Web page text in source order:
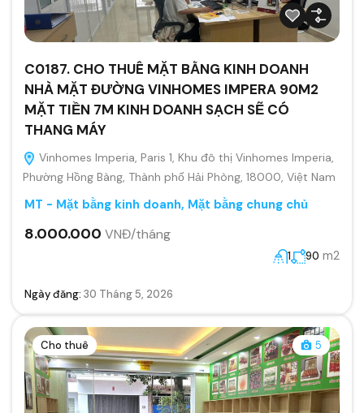
C0187. CHO THUÊ MẶT BẰNG KINH DOANH
NHÀ MẶT ĐƯỜNG VINHOMES IMPERA 90M2
MẶT TIỀN 7M KINH DOANH SẠCH SẼ CÓ
THANG MÁY
Vinhomes Imperia, Paris 1, Khu đô thị Vinhomes Imperia,
Phường Hồng Bàng, Thành phố Hải Phòng, 18000, Việt Nam
MT - Mặt bằng kinh doanh, Mặt bằng chung chủ
8.000.000 VNĐ/tháng
1 90 m2
Ngày đăng: 30 Tháng 5, 2026
Cho thuê 5